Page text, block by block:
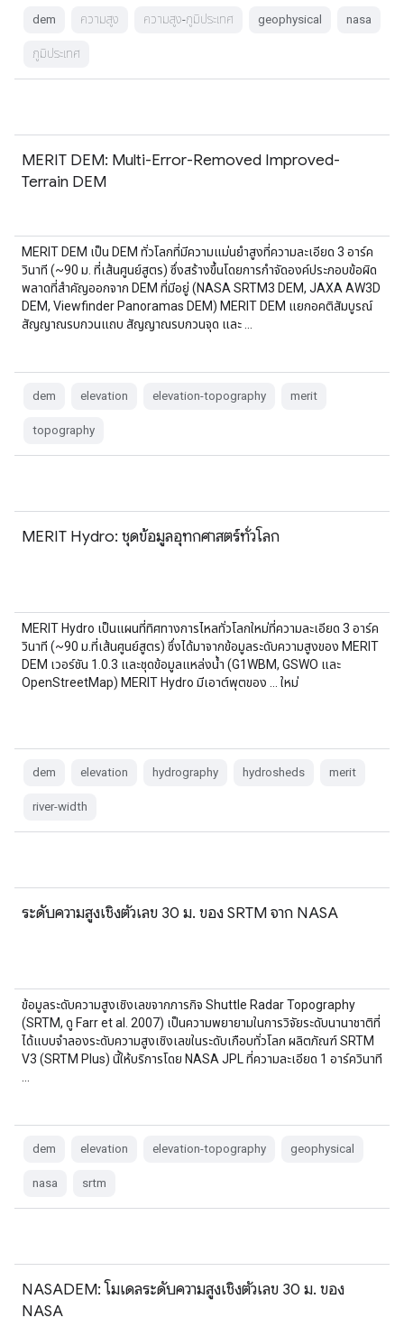
dem ความสูง ความสูง-ภูมิประเทศ geophysical nasa
ภูมิประเทศ
MERIT DEM: Multi-Error-Removed Improved-
Terrain DEM
MERIT DEM เป็น DEM ทั่วโลกที่มีความแม่นยำสูงที่ความละเอียด 3 อาร์ค
วินาที (~90 ม. ที่เส้นศูนย์สูตร) ซึ่งสร้างขึ้นโดยการกำจัดองค์ประกอบข้อผิด
พลาดที่สำคัญออกจาก DEM ที่มีอยู่ (NASA SRTM3 DEM, JAXA AW3D
DEM, Viewfinder Panoramas DEM) MERIT DEM แยกอคติสัมบูรณ์
สัญญาณรบกวนแถบ สัญญาณรบกวนจุด และ …
dem elevation elevation-topography merit
topography
MERIT Hydro: ชุดข้อมูลอุทกศาสตร์ทั่วโลก
MERIT Hydro เป็นแผนที่ทิศทางการไหลทั่วโลกใหม่ที่ความละเอียด 3 อาร์ค
วินาที (~90 ม.ที่เส้นศูนย์สูตร) ซึ่งได้มาจากข้อมูลระดับความสูงของ MERIT
DEM เวอร์ชัน 1.0.3 และชุดข้อมูลแหล่งน้ำ (G1WBM, GSWO และ
OpenStreetMap) MERIT Hydro มีเอาต์พุตของ … ใหม่
dem elevation hydrography hydrosheds merit
river-width
ระดับความสูงเชิงตัวเลข 30 ม. ของ SRTM จาก NASA
ข้อมูลระดับความสูงเชิงเลขจากภารกิจ Shuttle Radar Topography
(SRTM, ดู Farr et al. 2007) เป็นความพยายามในการวิจัยระดับนานาชาติที่
ได้แบบจำลองระดับความสูงเชิงเลขในระดับเกือบทั่วโลก ผลิตภัณฑ์ SRTM
V3 (SRTM Plus) นี้ให้บริการโดย NASA JPL ที่ความละเอียด 1 อาร์ควินาที
dem elevation elevation-topography geophysical
nasa srtm
NASADEM: โมเดลระดับความสูงเชิงตัวเลข 30 ม. ของ
NASA